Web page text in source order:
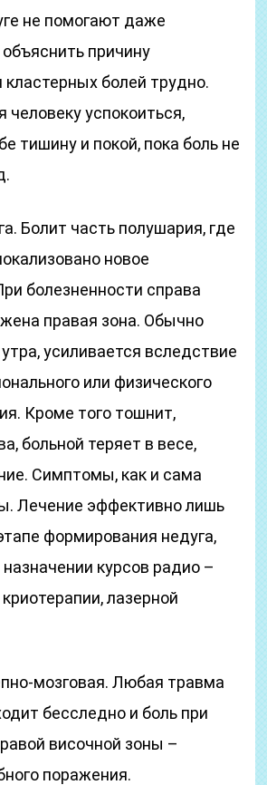
не помогают даже
причину
кластерных болей трудно.
человеку успокоиться,
тишину и покой, пока боль не
Болит часть полушария, где
новое
болезненности справа
правая зона. Обычно
усиливается вследствие
или физического
Кроме того тошнит,
больной теряет в весе,
Симптомы, как и сама
Лечение эффективно лишь
формирования недуга,
курсов радио –
лазерной
мозговая. Любая травма
бесследно и боль при
височной зоны –
поражения.